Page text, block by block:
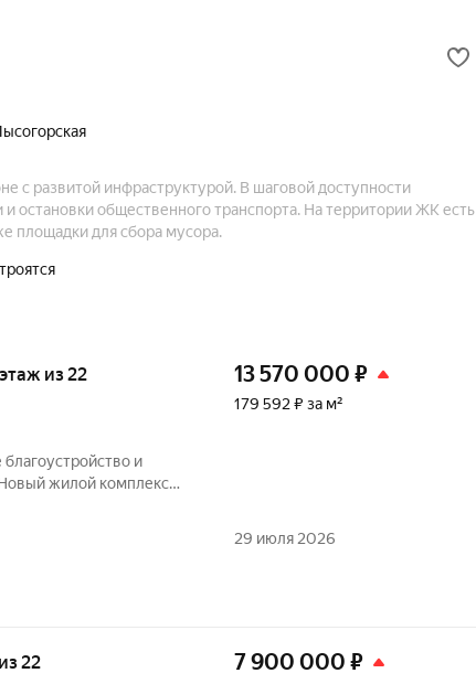
с развитой инфраструктурой. В шаговой доступности
остановки общественного транспорта. На территории ЖК есть
площадки для сбора мусора.
из 22
и
жилой комплекс
и кафе.Премьерный
13 570 000 ₽
179 592 ₽ за м²
29 июля 2026
22 7 900 000 ₽